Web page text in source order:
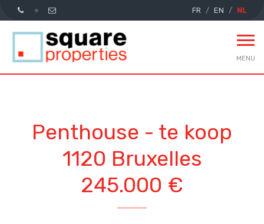
FR EN NL
MENU
Penthouse - te koop
1120 Bruxelles
245.000 €